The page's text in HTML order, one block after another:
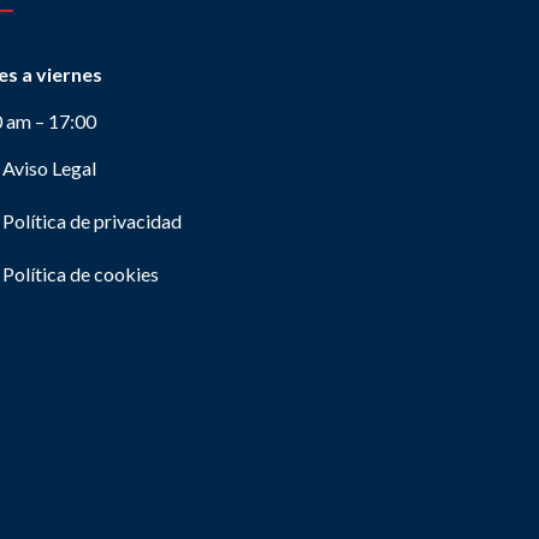
a viernes
am – 17:00
Aviso Legal
Política de privacidad
Política de cookies